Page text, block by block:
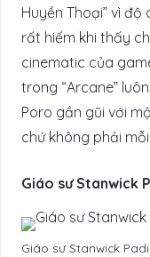
Huyền Thoại” vì
rất hiếm khi thấy
cinematic của
trong “Arcane”
Poro gần gũi với
chứ không phải
Giáo sư Stanwick
Giáo sư Stanwick